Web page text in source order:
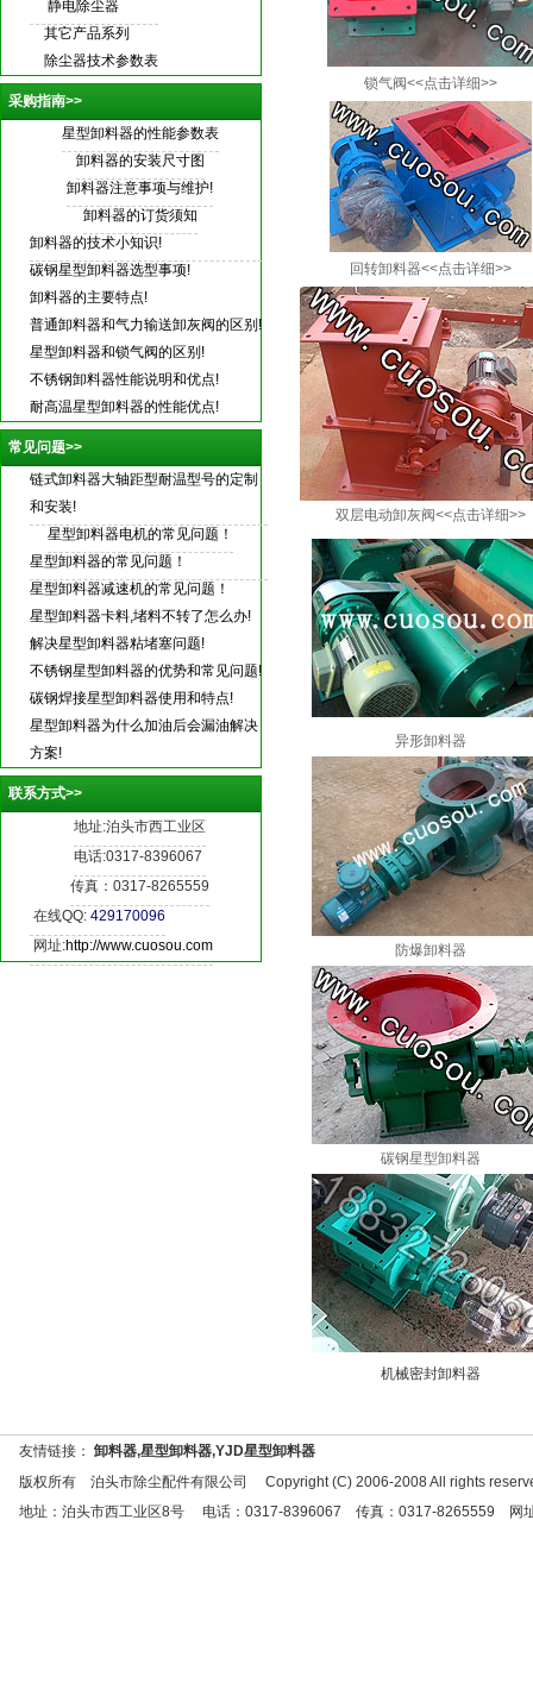
静电除尘器
其它产品系列
除尘器技术参数表
采购指南>>
星型卸料器的性能参数表
卸料器的安装尺寸图
卸料器注意事项与维护!
卸料器的订货须知
卸料器的技术小知识!
碳钢星型卸料器选型事项!
卸料器的主要特点!
普通卸料器和气力输送卸灰阀的区别!
星型卸料器和锁气阀的区别!
不锈钢卸料器性能说明和优点!
耐高温星型卸料器的性能优点!
常见问题>>
链式卸料器大轴距型耐温型号的定制
和安装!
星型卸料器电机的常见问题！
星型卸料器的常见问题！
星型卸料器减速机的常见问题！
星型卸料器卡料,堵料不转了怎么办!
解决星型卸料器粘堵塞问题!
不锈钢星型卸料器的优势和常见问题!
碳钢焊接星型卸料器使用和特点!
星型卸料器为什么加油后会漏油解决
方案!
联系方式>>
地址:泊头市西工业区
电话:0317-8396067
传真：0317-8265559
在线QQ: 429170096
网址:http://www.cuosou.com
锁气阀<<点击详细>>
回转卸料器<<点击详细>>
双层电动卸灰阀<<点击详细>>
异形卸料器
防爆卸料器
碳钢星型卸料器
机械密封卸料器
友情链接： 卸料器,星型卸料器,YJD星型卸料器
版权所有 泊头市除尘配件有限公司 Copyright (C) 2006-2008 All rights
地址：泊头市西工业区8号 电话：0317-8396067 传真：0317-8265559 网